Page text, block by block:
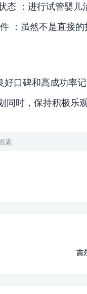
态 ：进行试管婴儿
：虽然不是直接
口碑和高成功率
同时，保持积极乐
素
吉